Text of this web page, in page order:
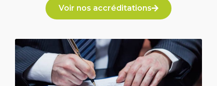
Voir nos accréditations